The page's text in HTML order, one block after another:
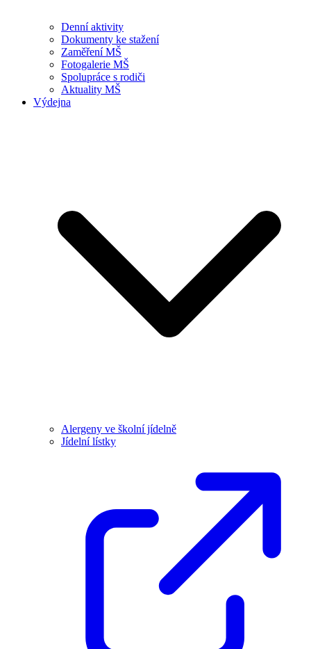
Denní aktivity
Dokumenty ke stažení
Zaměření MŠ
Fotogalerie MŠ
Spolupráce s rodiči
Aktuality MŠ
Výdejna
Alergeny ve školní jídelně
Jídelní lístky